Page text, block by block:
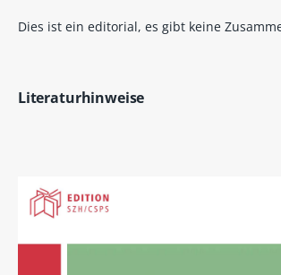
Dies ist ein editorial, es gibt keine
Literaturhinweise